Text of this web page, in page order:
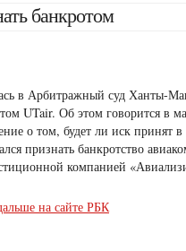
банкротом
в Арбитражный суд Ханты-
UTair. Об этом говорится в
о том, будет ли иск принят в
признать банкротство
компанией
на сайте РБК